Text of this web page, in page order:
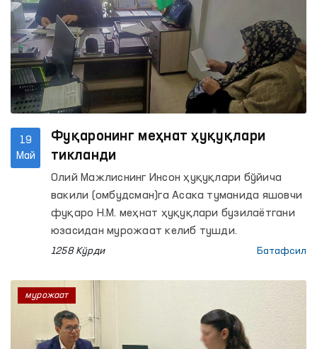
қўлланилган бўлса-да, алимент
мажбуриятлари бажарилмаган.
19
Май
Фуқаронинг меҳнат ҳуқуқлари
тикланди
Олий Мажлиснинг Инсон ҳуқуқлари бўйича
вакили (омбудсман)га Асака туманида яшовчи
фуқаро Н.М. меҳнат ҳуқуқлари бузилаётгани
юзасидан мурожаат келиб тушди.
1258 Кўрди Батафсил
мурожаат